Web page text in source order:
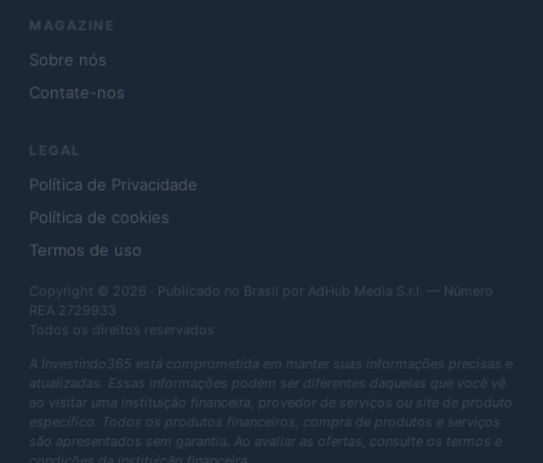
MAGAZINE
Sobre nós
Contate-nos
LEGAL
Política de Privacidade
Política de cookies
Termos de uso
Copyright © 2026 · Publicado no Brasil por AdHub Media S.r.l. — Número
REA 2729933
Todos os direitos reservados
A Investindo365 está comprometida em manter suas informações precisas e
atualizadas. Essas informações podem ser diferentes daquelas que você vê
ao visitar uma instituição financeira, provedor de serviços ou site de produto
específico. Todos os produtos financeiros, compra de produtos e serviços
são apresentados sem garantia. Ao avaliar as ofertas, consulte os termos e